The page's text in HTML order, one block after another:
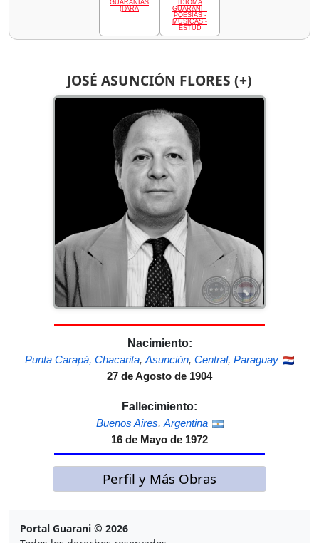
JOSÉ ASUNCIÓN FLORES (+)
Nacimiento:
Punta Carapá, Chacarita, Asunción, Central, Paraguay
27 de Agosto de 1904
Fallecimiento:
Buenos Aires, Argentina
16 de Mayo de 1972
Perfil y Más Obras
GUARANIAS
(PARA
IDIOMA
GUARANÍ -
POESÍAS -
MÚSICAS -
ESTUD
Portal Guarani © 2026